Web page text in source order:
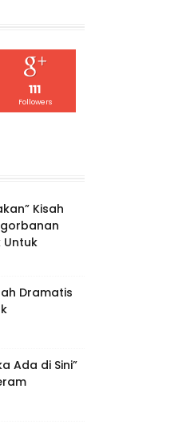
111
Followers
Kisah
Untuk
Dramatis
Ada di Sini”